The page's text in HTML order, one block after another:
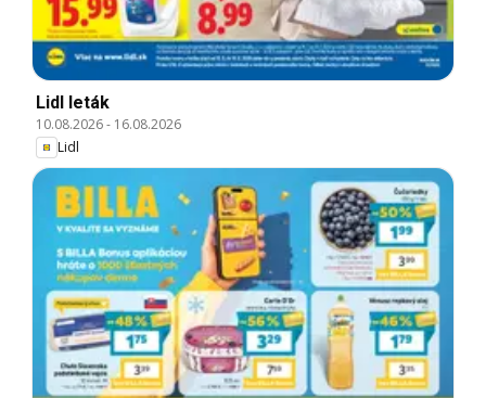
Lidl leták
10.08.2026- 16.08.2026
Lidl